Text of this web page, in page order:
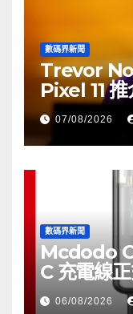
數碼界新聞
Trevor
Pixel 11
07/08/2026
數碼界新聞
Mcdodo
C 充電線
06/08/2026